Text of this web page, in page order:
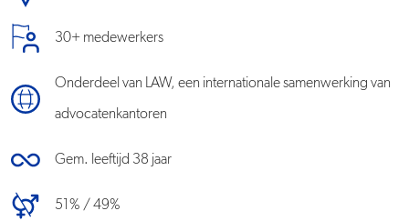
30+ medewerkers
Onderdeel van LAW, een internationale samenwerking van
advocatenkantoren
Gem. leeftijd 38 jaar
51% / 49%